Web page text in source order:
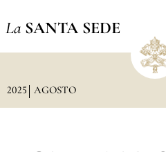
La SANTA SEDE
2025 AGOSTO